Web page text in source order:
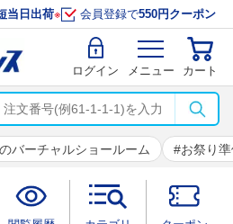
当日出荷※ 会員登録で550円クーポン
ログイン メニュー カート
バーチャルショールーム お祭り